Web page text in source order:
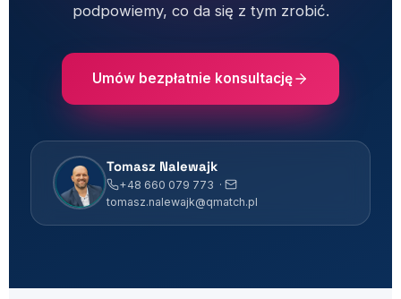
podpowiemy, co da się z tym zrobić.
Umów bezpłatnie konsultację
Tomasz Nalewajk
+48 660 079 773 ·
tomasz.nalewajk@qmatch.pl